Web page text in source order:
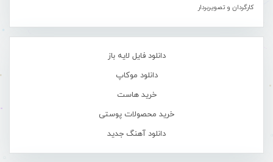
کارگردان و تصویربردار
دانلود فایل لایه باز
دانلود موکاپ
خرید هاست
خرید محصولات پوستی
دانلود آهنگ جدید